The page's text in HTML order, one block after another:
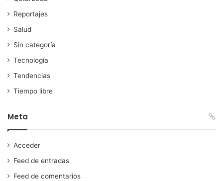
Reportajes
Salud
Sin categoría
Tecnología
Tendencias
Tiempo libre
Meta
Acceder
Feed de entradas
Feed de comentarios